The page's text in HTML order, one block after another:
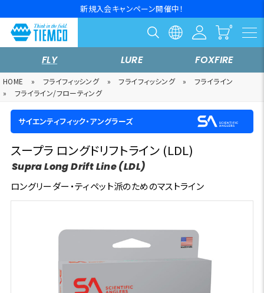
新規入会キャンペーン開催中！
FLY LURE FOXFIRE
HOME » フライフィッシング » フライフィッシング »
フライライン
»
フライライン/フローティング
サイエンティフィック・アングラーズ
スープラ ロングドリフトライン (LDL)
Supra Long Drift Line (LDL)
ロングリーダー・ティペット派のためのマストライン